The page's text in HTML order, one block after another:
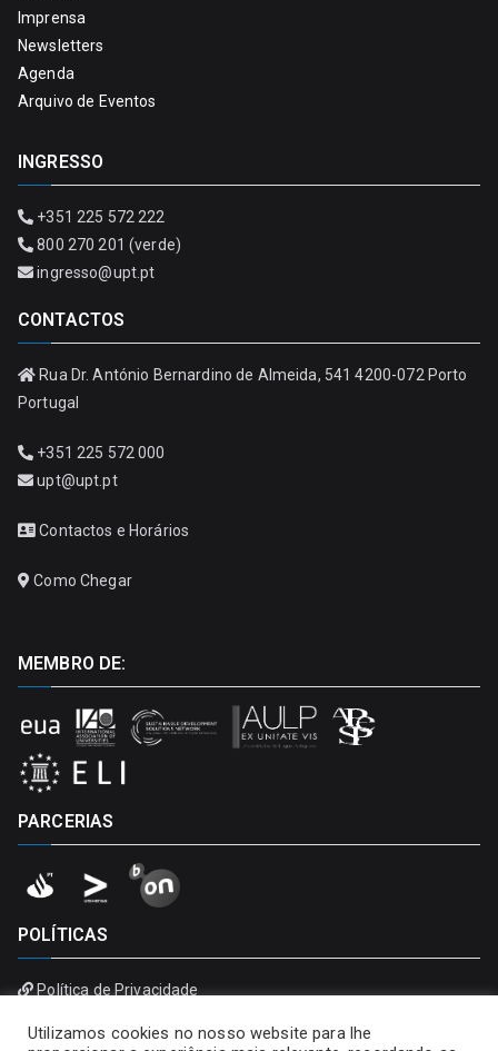
Imprensa
Newsletters
Agenda
Arquivo de Eventos
INGRESSO
+351 225 572 222
800 270 201 (verde)
ingresso@upt.pt
CONTACTOS
Rua Dr. António Bernardino de Almeida, 541 4200-072 Porto
Portugal
+351 225 572 000
upt@upt.pt
Contactos e Horários
Como Chegar
MEMBRO DE:
PARCERIAS
POLÍTICAS
Política de Privacidade
Utilizamos cookies no nosso website para lhe